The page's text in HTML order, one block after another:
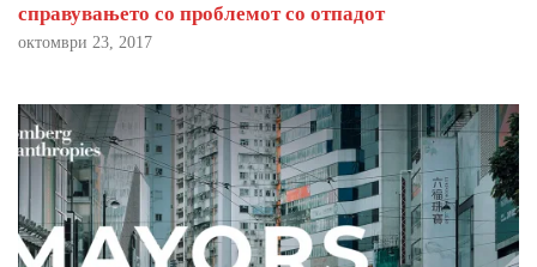
справувањето со проблемот со отпадот
октомври 23, 2017